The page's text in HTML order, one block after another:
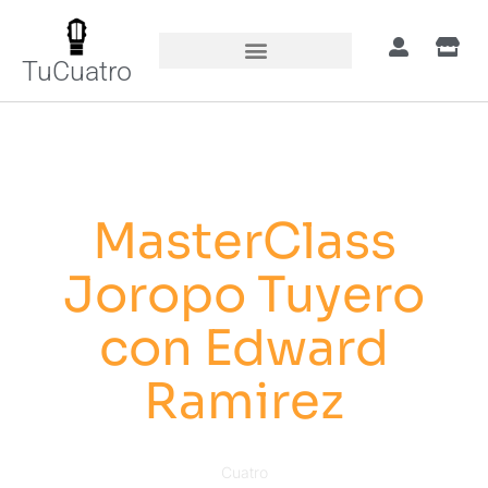
TuCuatro
MasterClass
Joropo Tuyero
con Edward
Ramirez
Cuatro